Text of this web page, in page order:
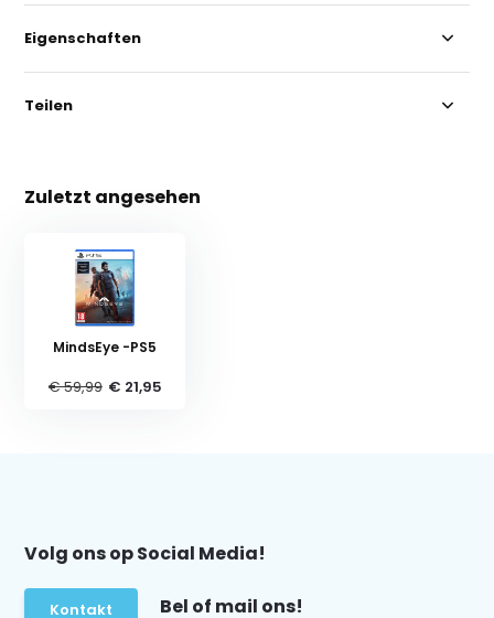
Eigenschaften
Teilen
Zuletzt angesehen
MindsEye -PS5
€ 59,99 € 21,95
Volg ons op Social Media!
Kontakt Bel of mail ons!